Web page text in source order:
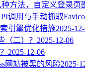
种方法，自定义登录页
调用与手动抓取
引擎优化措施2025-
（二）？ 2025-12-06
2025-12-06
网站被黑的风险2025-